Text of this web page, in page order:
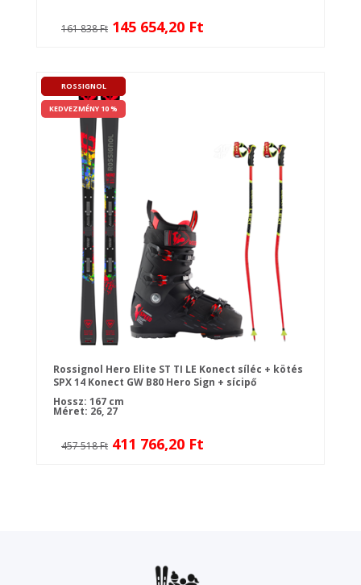
161 838 Ft 145 654,20 Ft
ROSSIGNOL
KEDVEZMÉNY 10 %
Rossignol Hero Elite ST TI LE Konect síléc + kötés
SPX 14 Konect GW B80 Hero Sign + sícipő
Rossignol SPEED 120 HV + síbotok
Hossz: 167 cm
Méret: 26, 27
457 518 Ft 411 766,20 Ft